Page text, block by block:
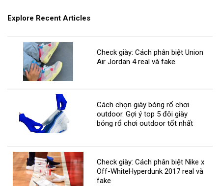
Explore Recent Articles
Check giày: Cách phân biệt Union
Air Jordan 4 real và fake
Cách chọn giày bóng rổ chơi
outdoor. Gợi ý top 5 đôi giày
bóng rổ chơi outdoor tốt nhất
Check giày: Cách phân biệt Nike x
Off-WhiteHyperdunk 2017 real và
fake